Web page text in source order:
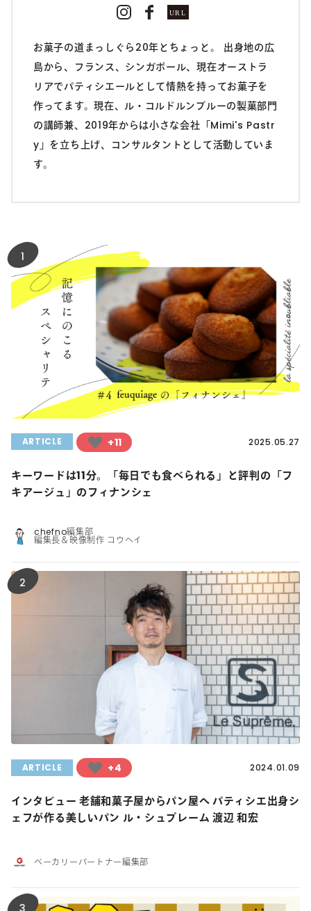
お菓子の道まっしぐら20年とちょっと。 出身地の広
島から、フランス、シンガポール、現在オーストラ
リアでパティシエールとして情熱を持ってお菓子を
作ってます。現在、ル・コルドルンブルーの製菓部門
の講師兼、2019年からは小さな会社「Mimi's Pastr
y」を立ち上げ、コンサルタントとして活動していま
す。
1
ARTICLE +11 2025.05.27
キーワードは11分。「毎日でも食べられる」と評判の「フ
キアージュ」のフィナンシェ
chefno編集部
編集長＆映像制作 コウヘイ
2
ARTICLE +4 2024.01.09
インタビュー 老舗和菓子屋からパン屋へ パティシエ出身シ
ェフが作る美しいパン ル・シュプレーム 渡辺 和宏
ベーカリーパートナー編集部